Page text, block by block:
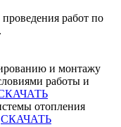
работ по
и монтажу
работы и
отопления
СКАЧАТЬ